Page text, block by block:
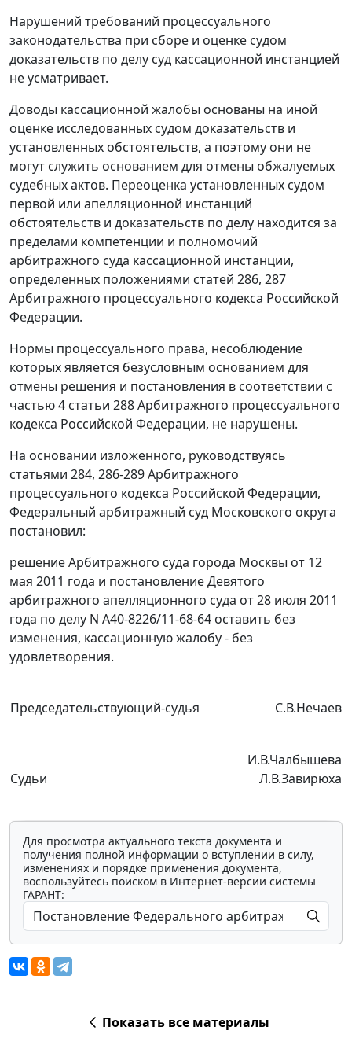
Нарушений требований процессуального
законодательства при сборе и оценке судом
доказательств по делу суд кассационной инстанцией
не усматривает.
Доводы кассационной жалобы основаны на иной
оценке исследованных судом доказательств и
установленных обстоятельств, а поэтому они не
могут служить основанием для отмены обжалуемых
судебных актов. Переоценка установленных судом
первой или апелляционной инстанций
обстоятельств и доказательств по делу находится за
пределами компетенции и полномочий
арбитражного суда кассационной инстанции,
определенных положениями статей 286, 287
Арбитражного процессуального кодекса Российской
Федерации.
Нормы процессуального права, несоблюдение
которых является безусловным основанием для
отмены решения и постановления в соответствии с
частью 4 статьи 288Арбитражного процессуального
кодекса Российской Федерации, не нарушены.
На основании изложенного, руководствуясь
статьями 284, 286-289Арбитражного
процессуального кодекса Российской Федерации,
Федеральный арбитражный суд Московского округа
постановил:
решение Арбитражного суда города Москвы от 12
мая 2011 года и постановлениеДевятого
арбитражного апелляционного суда от 28 июля 2011
года по делу N А40-8226/11-68-64 оставить без
изменения, кассационную жалобу - без
удовлетворения.
Председательствующий-судья С.В.Нечаев
Судьи
И.В.Чалбышева
Л.В.Завирюха
Для просмотра актуального текста документа и
получения полной информации о вступлении в силу,
изменениях и порядке применения документа,
воспользуйтесь поиском в Интернет-версии системы
ГАРАНТ:
Показать все материалы